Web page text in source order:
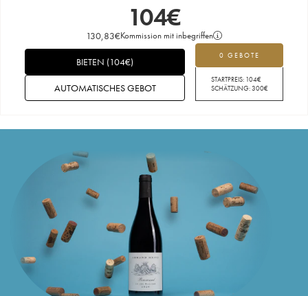
104€
130,83€Kommission mit inbegriffen
0 GEBOTE
STARTPREIS: 104€
SCHÄTZUNG:300€
BIETEN (104€)
AUTOMATISCHES GEBOT